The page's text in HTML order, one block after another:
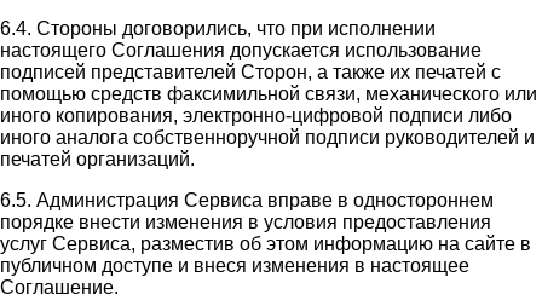
6.4. Стороны договорились, что при исполнении
настоящего Соглашения допускается использование
подписей представителей Сторон, а также их печатей с
помощью средств факсимильной связи, механического или
иного копирования, электронно-цифровой подписи либо
иного аналога собственноручной подписи руководителей и
печатей организаций.
6.5. Администрация Сервиса вправе в одностороннем
порядке внести изменения в условия предоставления
услуг Сервиса, разместив об этом информацию на сайте в
публичном доступе и внеся изменения в настоящее
Соглашение.